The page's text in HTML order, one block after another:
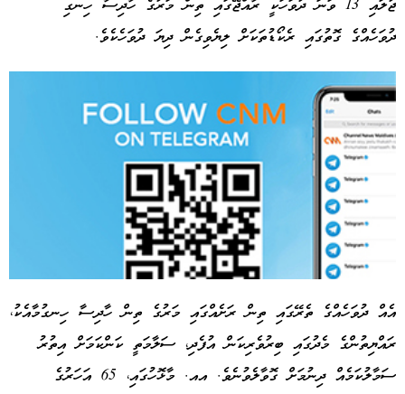
ޖުލައި 13 ވަނަ ދުވަހަކީ ރާއްޖޭގައި ތިން މަރުގެ ހާދިސާ ހިނގި
ދުވަހެއްގެ ގޮތުގައި ރެކޯޑުތަކަށް ލިޔެވިގެން ދިޔަ ދުވަހެކެވެ.
Advertisement
އެއް ދުވަހެއްގެ ތެރޭގައި ތިން ރަށެއްގައި މަރުގެ ތިން ހާދިސާ ހިނގުމާއެކު،
ރައްޔިތުންގެ މެދުގައި ބިރުވެރިކަން އުފެދި، ސަލާމަތީ ކަންކަމަށް އިތުރު
ސަމާލުކަމެއް ދިނުމަށް ގޮވާލެވުނެވެ. އއ. މާޅޮހުގައި، 65 އަހަރުގެ